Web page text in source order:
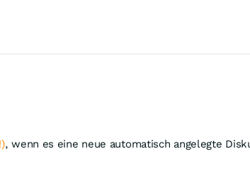
, wenn es eine neue automatisch angelegte